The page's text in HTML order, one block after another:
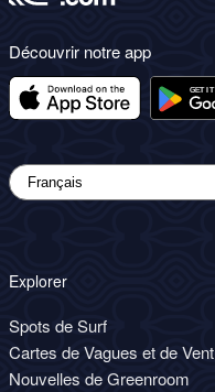
Découvrir notre app
Explorer
Spots de Surf
Cartes de Vagues et de Vent
Nouvelles de Greenroom